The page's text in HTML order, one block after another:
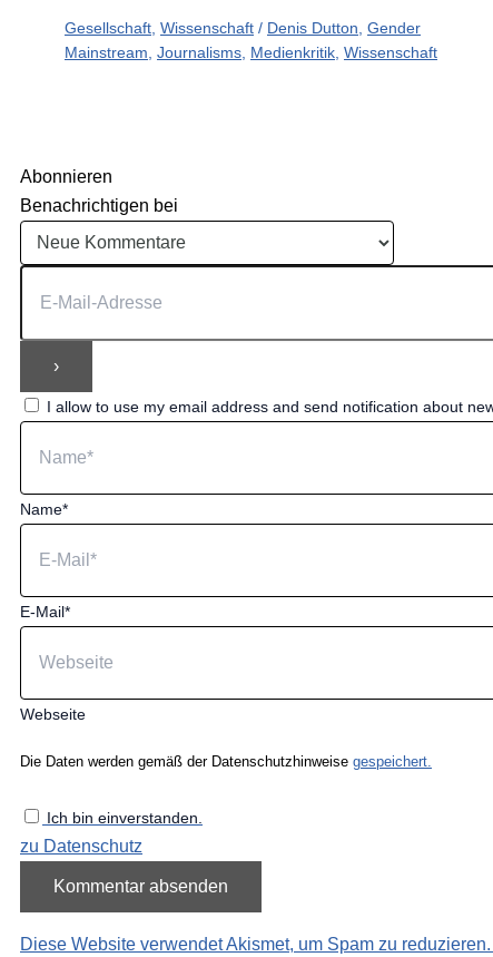
Gesellschaft Wissenschaft / Denis Dutton Gender
Mainstream Journalisms Medienkritik Wissenschaft
Abonnieren
Benachrichtigen bei
I allow to use my email address and send notification about
Name*
E-Mail*
Webseite
Die Daten werden gemäß der Datenschutzhinweise gespeichert.
Ich bin einverstanden.
zu Datenschutz
Diese Website verwendet Akismet, um Spam zu reduzieren.